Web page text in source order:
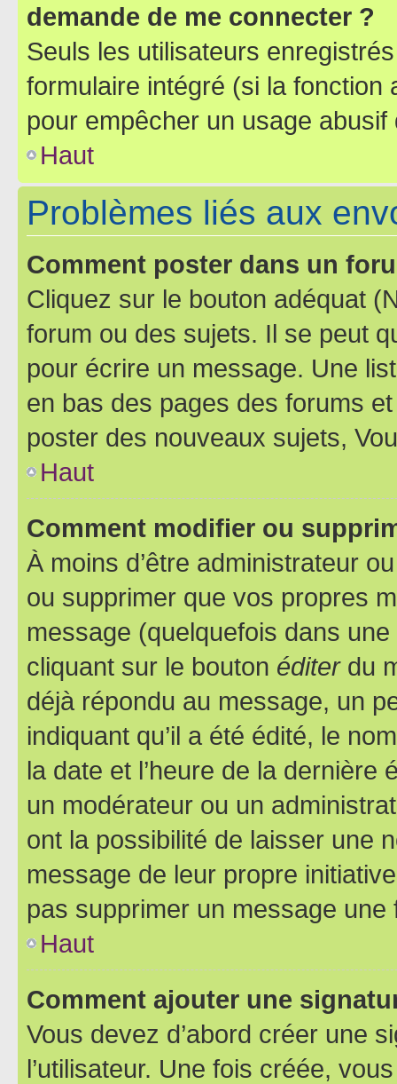
demande de me connecter ?
Seuls les utilisateurs
formulaire intégré (si la fonction
pour empêcher un usage
Haut
Problèmes liés aux
Comment poster dans un
Cliquez sur le bouton adéquat
forum ou des sujets. Il se peut
pour écrire un message. Une
en bas des pages des forums
poster des nouveaux sujets,
Haut
Comment modifier ou
À moins d’être administrateur
ou supprimer que vos propres
message (quelquefois dans
cliquant sur le bouton éditerdu
déjà répondu au message, un
indiquant qu’il a été édité, le
la date et l’heure de la dernière
un modérateur ou un
ont la possibilité de laisser une
message de leur propre
pas supprimer un message une
Haut
Comment ajouter une
Vous devez d’abord créer une
l’utilisateur. Une fois créée,